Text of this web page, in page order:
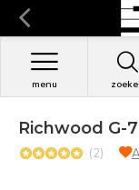
menu
Richwood G-
(2)